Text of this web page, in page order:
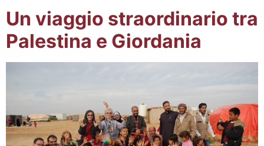
Un viaggio straordinario tra
Palestina e Giordania